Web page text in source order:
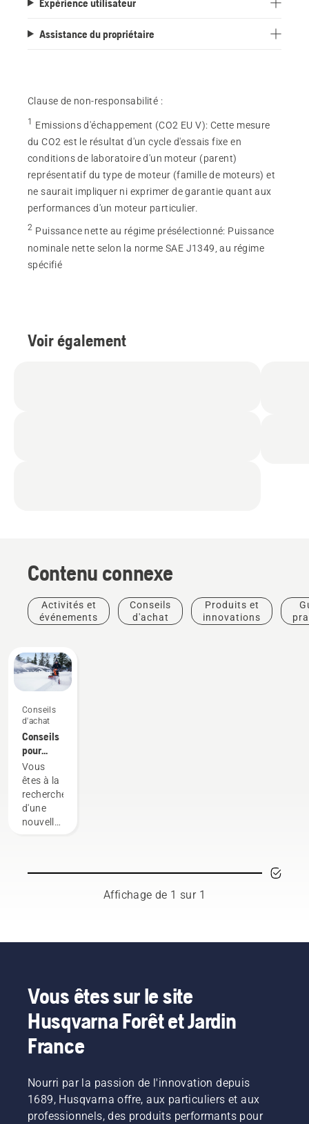
Expérience utilisateur
Assistance du propriétaire
Clause de non-responsabilité :
1 Emissions d'échappement (CO2 EU V): Cette mesure
du CO2 est le résultat d'un cycle d'essais fixe en
conditions de laboratoire d'un moteur (parent)
représentatif du type de moteur (famille de moteurs) et
ne saurait impliquer ni exprimer de garantie quant aux
performances d'un moteur particulier.
2 Puissance nette au régime présélectionné: Puissance
nominale nette selon la norme SAE J1349, au régime
spécifié
Voir également
Contenu connexe
Activités et
événements
Conseils
d'achat
Produits et
innovations
Conseils
d'achat
Conseils
pour
l'achat
d'une
fraise à
neige
Vous
êtes à la
recherche
d'une
nouvelle
quelques
compte
Affichage de 1 sur 1
Vous êtes sur le site
Husqvarna Forêt et Jardin
France
Nourri par la passion de l'innovation depuis
1689, Husqvarna offre, aux particuliers et aux
professionnels, des produits performants pour